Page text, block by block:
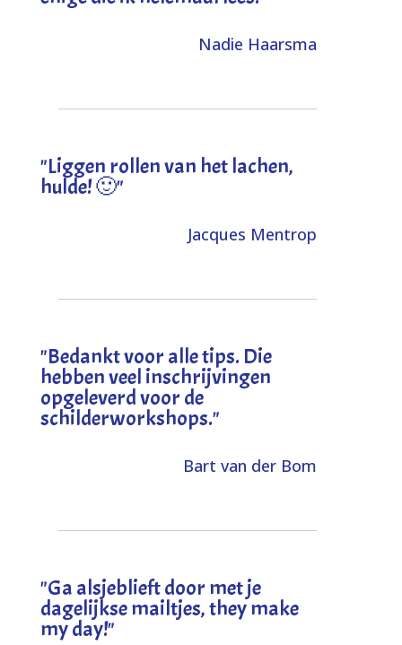
Nadie Haarsma
"Liggen rollen van het lachen,
hulde! 🙂"
Jacques Mentrop
"Bedankt voor alle tips. Die
hebben veel inschrijvingen
opgeleverd voor de
schilderworkshops."
Bart van der Bom
"Ga alsjeblieft door met je
dagelijkse mailtjes, they make
my day!"